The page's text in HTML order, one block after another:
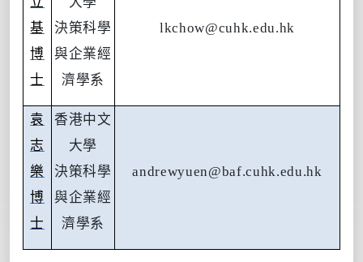
基
博
士
決策科學
與企業經
濟學系
lkchow@cuhk.edu.hk
袁
志
樂
博
士
香港中文
大學
決策科學
與企業經
濟學系
andrewyuen@baf.cuhk.edu.hk